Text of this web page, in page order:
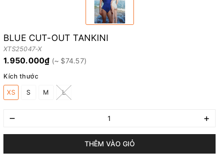
BLUE CUT-OUT TANKINI
XTS25047-X
1.950.000₫
Kích thước
XS S M L
– +
THÊM VÀO GIỎ